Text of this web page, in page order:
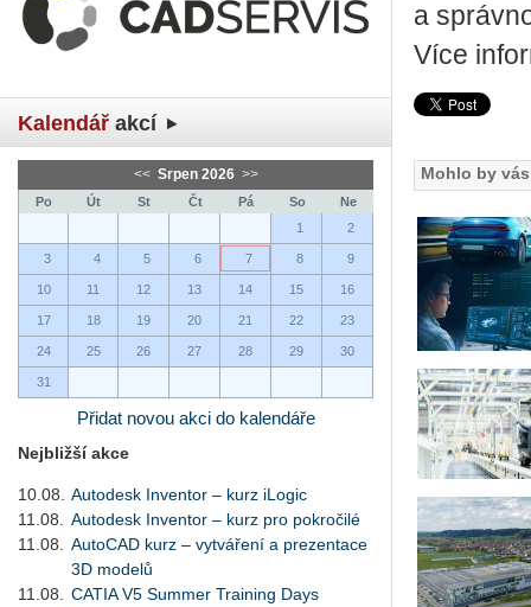
Kalendář akcí
<< Srpen 2026 >>
Po Út St Čt Pá So
Ne
1
2
3 4 5 6 7 8 9
10 11 12 13 14 15 16
17 18 19 20 21 22 23
24 25 26 27 28 29 30
31
Přidat novou akci do kalendáře
Nejbližší akce
10.08.
Autodesk Inventor – kurz iLogic
11.08.
Autodesk Inventor – kurz pro pokročilé
11.08.
AutoCAD kurz – vytváření a prezentace
3D modelů
11.08.
CATIA V5 Summer Training Days
a
Více
Mohlo by